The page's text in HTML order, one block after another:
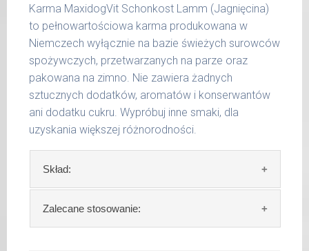
Indywidualne potrzeby zależne są od rasy,
aktywności, warunków hodowli oraz innych
czynników.
Waga netto/Nr art.: 200 g/1005 | 400
g/1021 | 800 g/1029
Karma MaxidogVit Schonkost Lamm (Jagnięcina)
to pełnowartościowa karma produkowana w
Niemczech wyłącznie na bazie świeżych surowców
spożywczych, przetwarzanych na parze oraz
pakowana na zimno. Nie zawiera żadnych
sztucznych dodatków, aromatów i konserwantów
ani dodatku cukru. Wypróbuj inne smaki, dla
uzyskania większej różnorodności.
Skład:
Skład:mięso i produkty pochodzenia
zwierzęcego: 69% jagnięcina, 4% ziemniaki,
Zalecane stosowanie: